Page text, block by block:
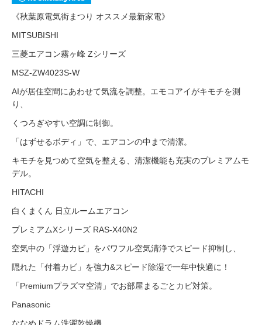
《秋葉原電気街まつり オススメ最新家電》
MITSUBISHI
三菱エアコン霧ヶ峰 Zシリーズ
MSZ-ZW4023S-W
AIが居住空間にあわせて気流を調整。エモコアイがキモチを測
り、
くつろぎやすい空調に制御。
「はずせるボディ」で、エアコンの中まで清潔。
キモチを見つめて空気を整える、清潔機能も充実のプレミアムモ
デル。
HITACHI
白くまくん 日立ルームエアコン
プレミアムXシリーズ RAS-X40N2
空気中の「浮遊カビ」をパワフル空気清浄でスピード抑制し、
隠れた「付着カビ」を強力&スピード除湿で一年中快適に！
「Premiumプラズマ空清」でお部屋まるごとカビ対策。
Panasonic
ななめドラム洗濯乾燥機